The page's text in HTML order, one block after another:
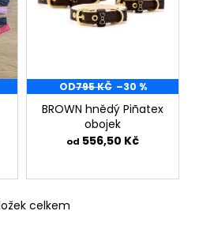
OD795 KČ –30 %
BROWN hnědý Piñatex
obojek
od 556,50 Kč
Ocelkem